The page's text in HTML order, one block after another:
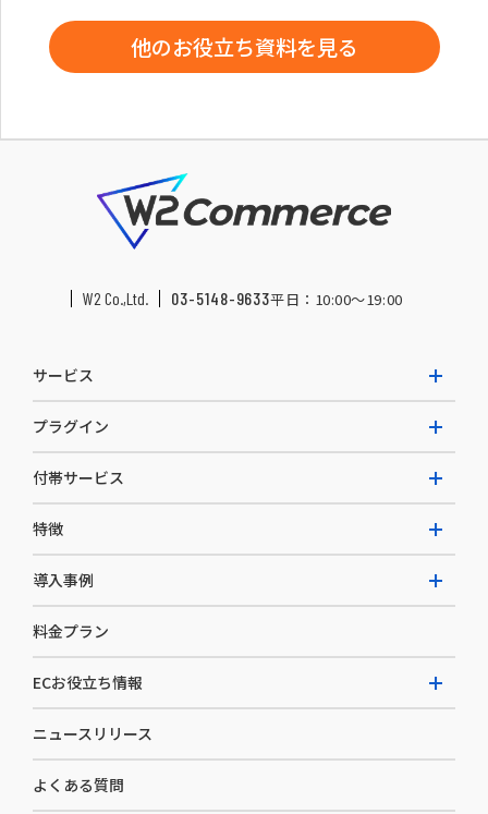
他のお役立ち資料を見る
W2 Co.,Ltd. 03-5148-9633平日：10:00〜19:00
サービス
W2 Commerce Repeat
W2 Commerce BtoB
W2 Commerce Asia
プラグイン
AI buddy
付帯サービス
EC運用構築支援・運用支援
カスタマーサクセス
セキュリティ
デザイン制作
コンサルティング
特徴
選ばれる理由
開発体制
導入事例
導入企業一覧
料金プラン
ECお役立ち情報
お役立ち資料
ニュースリリース
よくある質問